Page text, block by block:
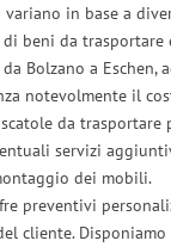
in base a
beni da
Bolzano a Eschen,
notevolmente il
da trasportare
servizi
dei mobili.
preventivi
cliente.